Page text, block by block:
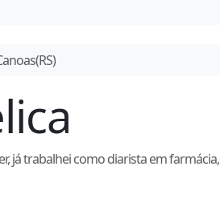
(RS)
já trabalhei como diarista em